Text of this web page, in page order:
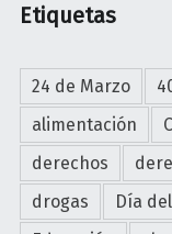
Etiquetas
24 de Marzo
alimentación
derechos
drogas
Día